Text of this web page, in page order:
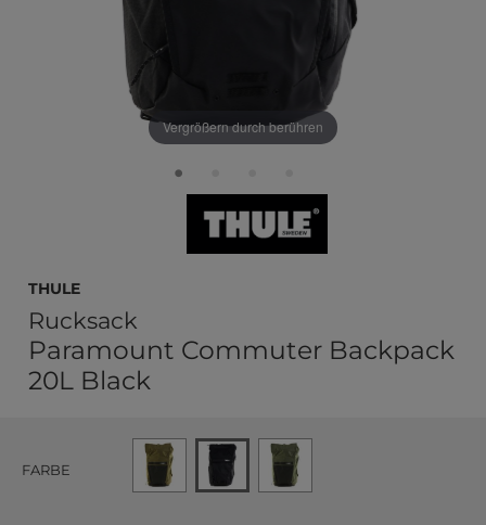
Vergrößern durch berühren
THULE
Rucksack
Paramount Commuter Backpack
20L Black
FARBE